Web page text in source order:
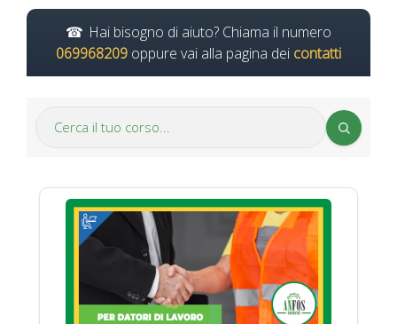
Hai bisogno di aiuto? Chiama il numero
069968209 oppure vai alla pagina dei contatti